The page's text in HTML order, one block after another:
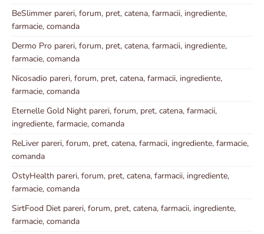
BeSlimmer pareri, forum, pret, catena, farmacii, ingrediente,
farmacie, comanda
Dermo Pro pareri, forum, pret, catena, farmacii, ingrediente,
farmacie, comanda
Nicosadio pareri, forum, pret, catena, farmacii, ingrediente,
farmacie, comanda
Eternelle Gold Night pareri, forum, pret, catena, farmacii,
ingrediente, farmacie, comanda
ReLiver pareri, forum, pret, catena, farmacii, ingrediente, farmacie,
comanda
OstyHealth pareri, forum, pret, catena, farmacii, ingrediente,
farmacie, comanda
SirtFood Diet pareri, forum, pret, catena, farmacii, ingrediente,
farmacie, comanda